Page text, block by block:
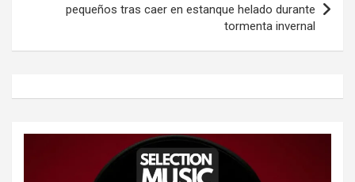
pequeños tras caer en estanque helado durante
tormenta invernal